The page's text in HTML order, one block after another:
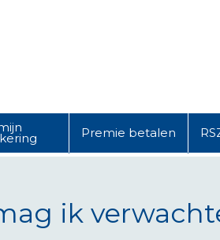
Premie betalen
ik